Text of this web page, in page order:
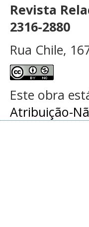
Revista
2316-2880
Rua Chile,
Este obra
Atribuição-